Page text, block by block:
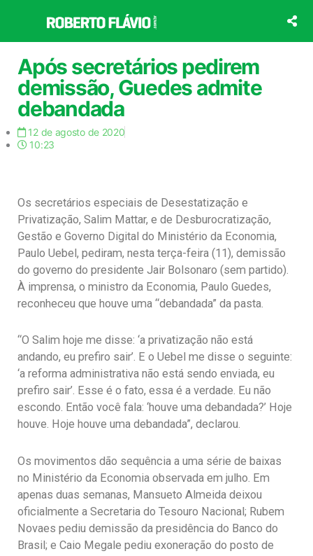
o
conteúdo
Após secretários pedirem
demissão, Guedes admite
debandada
12 de agosto de 2020
10:23
Os secretários especiais de Desestatização e
Privatização, Salim Mattar, e de Desburocratização,
Gestão e Governo Digital do Ministério da Economia,
Paulo Uebel, pediram, nesta terça-feira (11), demissão
do governo do presidente Jair Bolsonaro (sem partido).
À imprensa, o ministro da Economia, Paulo Guedes,
reconheceu que houve uma “debandada” da pasta.
“O Salim hoje me disse: ‘a privatização não está
andando, eu prefiro sair’. E o Uebel me disse o seguinte:
‘a reforma administrativa não está sendo enviada, eu
prefiro sair’. Esse é o fato, essa é a verdade. Eu não
escondo. Então você fala: ‘houve uma debandada?’ Hoje
houve. Hoje houve uma debandada”, declarou.
Os movimentos dão sequência a uma série de baixas
no Ministério da Economia observada em julho. Em
apenas duas semanas, Mansueto Almeida deixou
oficialmente a Secretaria do Tesouro Nacional; Rubem
Novaes pediu demissão da presidência do Banco do
Brasil; e Caio Megale pediu exoneração do posto de